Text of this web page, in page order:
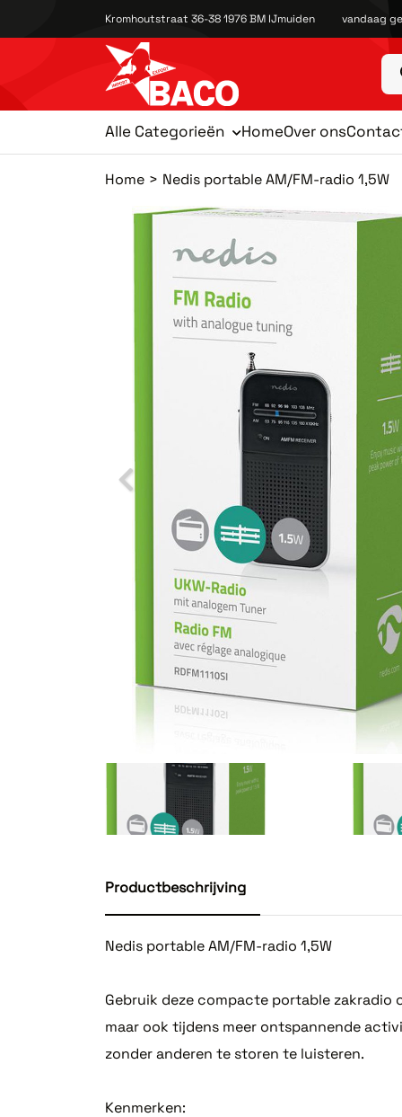
Kromhoutstraat 36-38 1976 BM IJmuiden vandaag
Alle Categorieën HomeOver ons
Home Nedis portable AM/FM-radio 1,5W
Productbeschrijving
Nedis portable AM/FM-radio 1,5W
Gebruik deze compacte portable zakradio
maar ook tijdens meer ontspannende
zonder anderen te storen te luisteren.
Kenmerken: